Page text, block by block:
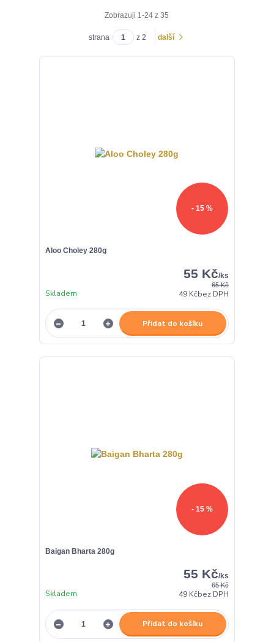
Zobrazuji 1-24 z 35
strana z 2 další
- 15 %
Aloo Choley 280g
65 Kč
55 Kč/ks
49 Kčbez DPH
Skladem
Přidat do košíku
- 15 %
Baigan Bharta 280g
65 Kč
55 Kč/ks
49 Kčbez DPH
Skladem
Přidat do košíku